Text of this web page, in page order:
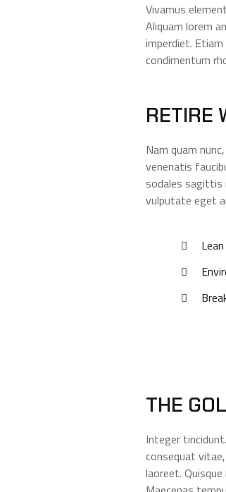
Vivamus
Aliquam lorem
imperdiet.
condimentum
RETIRE
Nam quam
venenatis
sodales sagittis
vulputate eget
THE
Integer
consequat
laoreet.